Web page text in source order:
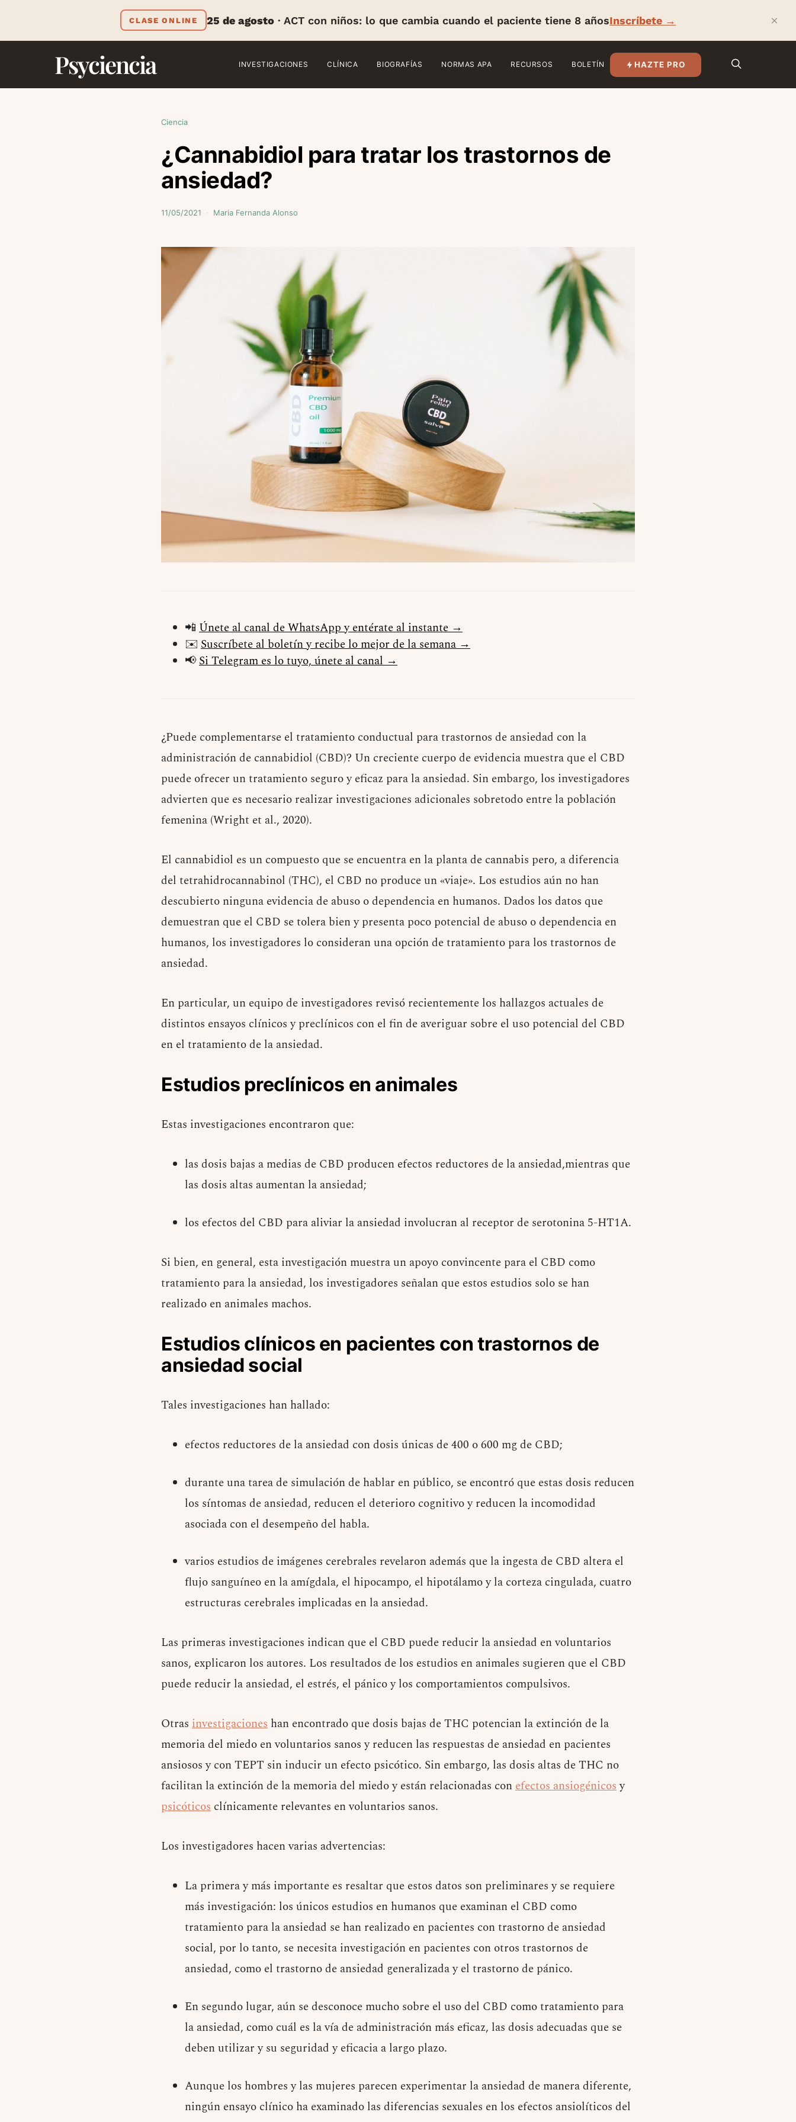
CLASE ONLINE 25 de agosto · ACT con niños: lo que cambia cuando el paciente tiene 8 añosInscríbete → ×
Psyciencia INVESTIGACIONES CLÍNICA BIOGRAFÍAS NORMAS APA RECURSOS BOLETÍN HAZTE PRO
Ciencia
¿Cannabidiol para tratar los trastornos de
ansiedad?
11/05/2021 Maria Fernanda Alonso
📲 Únete al canal de WhatsApp y entérate al instante →
✉️ Suscríbete al boletín y recibe lo mejor de la semana →
📢Si Telegram es lo tuyo, únete al canal →
¿Puede complementarse el tratamiento conductual para trastornos de ansiedad con la
administración de cannabidiol (CBD)? Un creciente cuerpo de evidencia muestra que el CBD
puede ofrecer un tratamiento seguro y eficaz para la ansiedad. Sin embargo, los investigadores
advierten que es necesario realizar investigaciones adicionales sobretodo entre la población
femenina (Wright et al., 2020).
El cannabidiol es un compuesto que se encuentra en la planta de cannabis pero, a diferencia
del tetrahidrocannabinol (THC), el CBD no produce un «viaje». Los estudios aún no han
descubierto ninguna evidencia de abuso o dependencia en humanos. Dados los datos que
demuestran que el CBD se tolera bien y presenta poco potencial de abuso o dependencia en
humanos, los investigadores lo consideran una opción de tratamiento para los trastornos de
ansiedad.
En particular, un equipo de investigadores revisó recientemente los hallazgos actuales de
distintos ensayos clínicos y preclínicos con el fin de averiguar sobre el uso potencial del CBD
en el tratamiento de la ansiedad.
Estudios preclínicos en animales
Estas investigaciones encontraron que:
las dosis bajas a medias de CBD producen efectos reductores de la ansiedad,mientras que
las dosis altas aumentan la ansiedad;
los efectos del CBD para aliviar la ansiedad involucran al receptor de serotonina 5-HT1A.
Si bien, en general, esta investigación muestra un apoyo convincente para el CBD como
tratamiento para la ansiedad, los investigadores señalan que estos estudios solo se han
realizado en animales machos.
Estudios clínicos en pacientes con trastornos de
ansiedad social
Tales investigaciones han hallado:
efectos reductores de la ansiedad con dosis únicas de 400 o 600 mg de CBD;
durante una tarea de simulación de hablar en público, se encontró que estas dosis reducen
los síntomas de ansiedad, reducen el deterioro cognitivo y reducen la incomodidad
asociada con el desempeño del habla.
varios estudios de imágenes cerebrales revelaron además que la ingesta de CBD altera el
flujo sanguíneo en la amígdala, el hipocampo, el hipotálamo y la corteza cingulada, cuatro
estructuras cerebrales implicadas en la ansiedad.
Las primeras investigaciones indican que el CBD puede reducir la ansiedad en voluntarios
sanos, explicaron los autores. Los resultados de los estudios en animales sugieren que el CBD
puede reducir la ansiedad, el estrés, el pánico y los comportamientos compulsivos.
Otras investigaciones han encontrado que dosis bajas de THC potencian la extinción de la
memoria del miedo en voluntarios sanos y reducen las respuestas de ansiedad en pacientes
ansiosos y con TEPT sin inducir un efecto psicótico. Sin embargo, las dosis altas de THC no
facilitan la extinción de la memoria del miedo y están relacionadas conefectos ansiogénicosy
psicóticos clínicamente relevantes en voluntarios sanos.
Los investigadores hacen varias advertencias:
La primera y más importante es resaltar que estos datos son preliminares y se requiere
más investigación: los únicos estudios en humanos que examinan el CBD como
tratamiento para la ansiedad se han realizado en pacientes con trastorno de ansiedad
social, por lo tanto, se necesita investigación en pacientes con otros trastornos de
ansiedad, como el trastorno de ansiedad generalizada y el trastorno de pánico.
En segundo lugar, aún se desconoce mucho sobre el uso del CBD como tratamiento para
la ansiedad, como cuál es la vía de administración más eficaz, las dosis adecuadas que se
deben utilizar y su seguridad y eficacia a largo plazo.
Aunque los hombres y las mujeres parecen experimentar la ansiedad de manera diferente,
ningún ensayo clínico ha examinado las diferencias sexuales en los efectos ansiolíticos del